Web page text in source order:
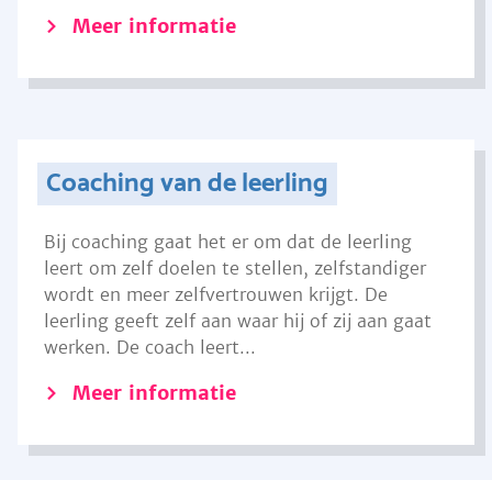
Meer informatie
Coaching van de leerling
Bij coaching gaat het er om dat de leerling
leert om zelf doelen te stellen, zelfstandiger
wordt en meer zelfvertrouwen krijgt. De
leerling geeft zelf aan waar hij of zij aan gaat
werken. De coach leert...
Meer informatie